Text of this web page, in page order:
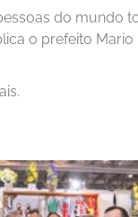
do mundo
o prefeito Mario